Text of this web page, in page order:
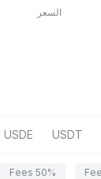
السعر
USDT
USDE
50% Fees